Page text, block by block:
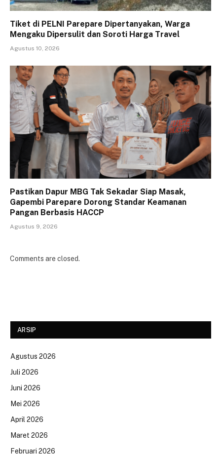
Tiket di PELNI Parepare Dipertanyakan, Warga
Mengaku Dipersulit dan Soroti Harga Travel
Agustus 10, 2026
Pastikan Dapur MBG Tak Sekadar Siap Masak,
Gapembi Parepare Dorong Standar Keamanan
Pangan Berbasis HACCP
Agustus 9, 2026
Comments are closed.
ARSIP
Agustus 2026
Juli 2026
Juni 2026
Mei 2026
April 2026
Maret 2026
Februari 2026